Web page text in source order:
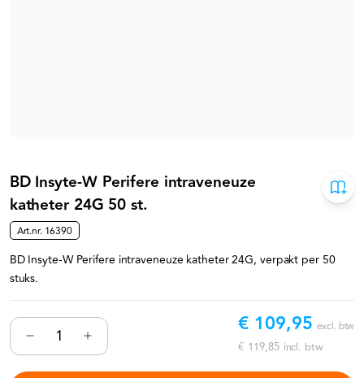
BD Insyte-W Perifere intraveneuze
katheter 24G 50 st.
Art.nr. 16390
BD Insyte-W Perifere intraveneuze katheter 24G, verpakt per 50
stuks.
€ 109,95 excl. btw
€ 119,85 incl. btw